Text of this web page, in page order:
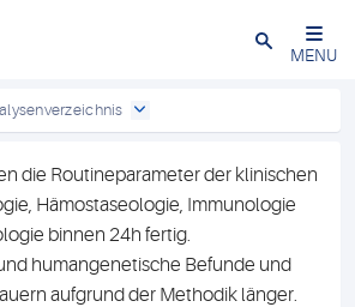
Close
MENU
die Routineparameter der klinischen
Hämostaseologie, Immunologie
binnen 24h fertig.
humangenetische Befunde und
aufgrund der Methodik länger.